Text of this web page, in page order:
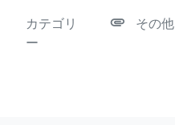
カテゴリ
ー
attachment その他